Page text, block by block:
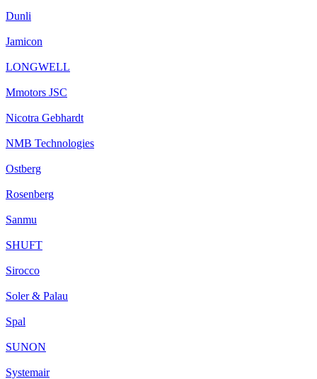
Dunli
Jamicon
LONGWELL
Mmotors JSC
Nicotra Gebhardt
NMB Technologies
Ostberg
Rosenberg
Sanmu
SHUFT
Sirocco
Soler & Palau
Spal
SUNON
Systemair